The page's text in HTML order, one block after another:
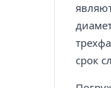
срок